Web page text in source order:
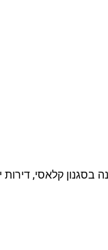
בסגנון קלאסי,